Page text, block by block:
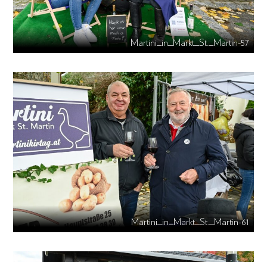
Martini_in_Markt_St._Martin-57
Martini_in_Markt_St._Martin-61